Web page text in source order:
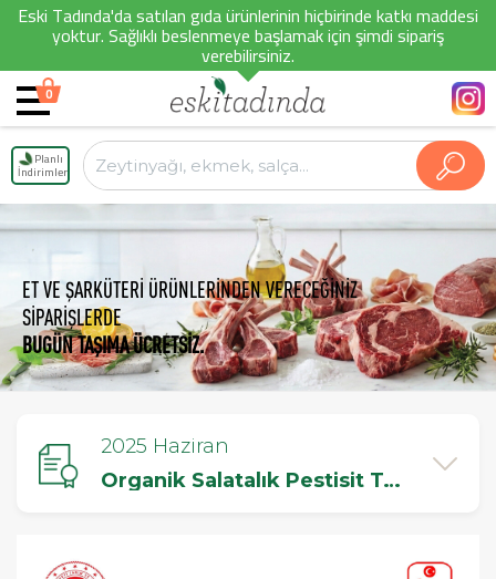
Eski Tadında'da satılan gıda ürünlerinin hiçbirinde katkı maddesi
yoktur. Sağlıklı beslenmeye başlamak için şimdi sipariş
verebilirsiniz.
0
Planlı
İndirimler
ET VE ŞARKÜTERİ ÜRÜNLERİNDEN VERECEĞİNİZ
SİPARİŞLERDE
BUGÜN TAŞIMA ÜCRETSİZ.
2025 Haziran
Organik Salatalık Pestisit Testi